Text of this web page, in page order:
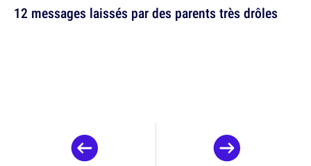
12 messages laissés par des parents très drôles